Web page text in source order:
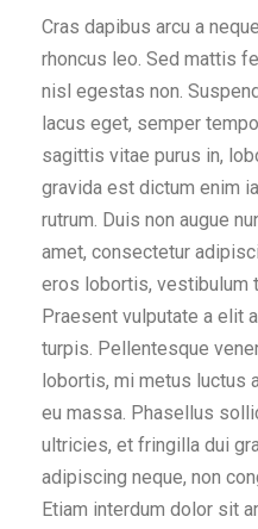
Cras dapibus arcu a
rhoncus leo. Sed mattis
nisl egestas non.
lacus eget, semper
sagittis vitae purus in,
gravida est dictum enim
rutrum. Duis non augue
amet, consectetur
eros lobortis, vestibulum
Praesent vulputate a elit
turpis. Pellentesque
lobortis, mi metus luctus
eu massa. Phasellus
ultricies, et fringilla dui
adipiscing neque, non
Etiam interdum dolor sit